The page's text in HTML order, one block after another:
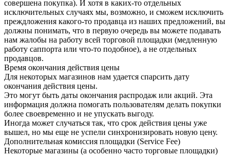
совершена покупка). И хотя в каких-то отдельных
исключительных случаях мы, возможно, и сможем исключить
преждложения какого-то продавца из наших предложений, вы
должны понимать, что в первую очередь вы можете подавать
нам жалобы на работу всей торговой площадки (медленную
работу саппорта или что-то подобное), а не отдельных
продавцов.
Время окончания действия цены
Для некоторых магазинов нам удается спарсить дату
окончания действия цены.
Это могут быть даты окончания распродаж или акций. Эта
информация должна помогать пользователям делать покупки
более своевременно и не упускать выгоду.
Иногда может случаться так, что срок действия цены уже
вышел, но мы еще не успели синхронизировать новую цену.
Дополнительная комиссия площадки (Service Fee)
Некоторые магазины (а особенно часто торговые площадки)